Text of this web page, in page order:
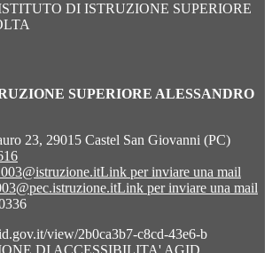
DI ISTRUZIONE SUPERIORE
SUPERIORE ALESSANDRO
23, 29015 Castel San Giovanni (PC)
Link per inviare una mail
Link per inviare una mail
view/2b0ca3b7-c8cd-43e6-b
DI ACCESSIBILITA' AGID